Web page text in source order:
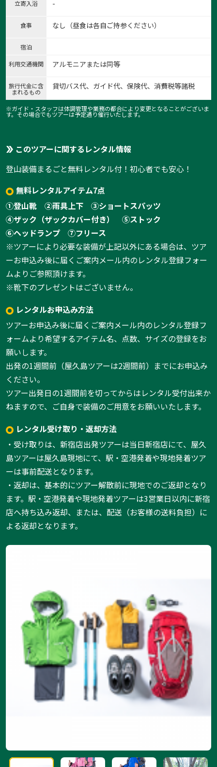
立寄入浴 -
食事 なし（昼食は各自ご持参ください）
宿泊
利用交通機関 アルモニアまたは同等
旅行代金に含
まれるもの
貸切バス代、ガイド代、保険代、消費税等諸税
※ガイド・スタッフは体調管理や業務の都合により変更となることがございま
す。その場合でもツアーは予定通り催行いたします。
このツアーに関するレンタル情報
登山装備まるごと無料レンタル付！初心者でも安心！
無料レンタルアイテム7点
①登山靴
②雨具上下
③ショートスパッツ
④ザック（ザックカバー付き）
⑤ストック
⑥ヘッドランプ
⑦フリース
※ツアーにより必要な装備が上記以外にある場合は、ツア
ーお申込み後に届くご案内メール内のレンタル登録フォー
ムよりご参照頂けます。
※靴下のプレゼントはございません。
レンタルお申込み方法
ツアーお申込み後に届くご案内メール内のレンタル登録フ
ォームより希望するアイテム名、点数、サイズの登録をお
願いします。
出発の1週間前（屋久島ツアーは2週間前）までにお申込み
ください。
ツアー出発日の1週間前を切ってからはレンタル受付出来か
ねますので、ご自身で装備のご用意をお願いいたします。
レンタル受け取り・返却方法
・受け取りは、新宿店出発ツアーは当日新宿店にて、屋久
島ツアーは屋久島現地にて、駅・空港発着や現地発着ツア
ーは事前配送となります。
・返却は、基本的にツアー解散前に現地でのご返却となり
ます。駅・空港発着や現地発着ツアーは3営業日以内に新宿
店へ持ち込み返却、または、配送（お客様の送料負担）に
よる返却となります。
1:
1/